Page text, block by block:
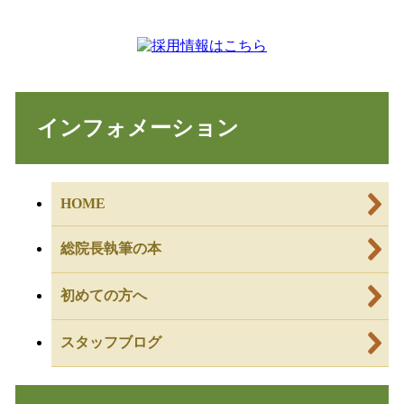
インフォメーション
HOME
総院長執筆の本
初めての方へ
スタッフブログ